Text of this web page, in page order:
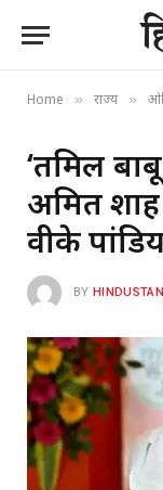
Home » राज्य »
‘तमिल
अमित
वीके
BY